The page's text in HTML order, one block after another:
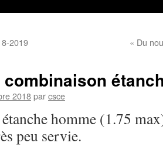
2019 « Du
2018parcsce
homme (1.75
peu servie.